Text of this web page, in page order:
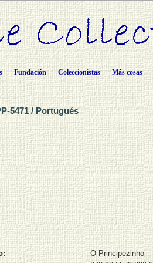
Fundación Coleccionistas Más cosas
5471 / Portugués
O Principezinho